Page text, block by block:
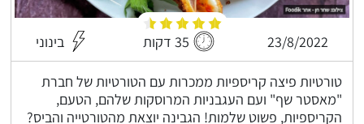
23/8/2022 35 דקות בינוני
טורטיות פיצה קריספיות ממכרות עם הטורטיות של חברת
"מאסטר שף" ועם העגבניות המרוסקות שלהם, הטעם,
הקריספיות, פשוט שלמות! הגבינה יוצאת מהטורטייה והביס?